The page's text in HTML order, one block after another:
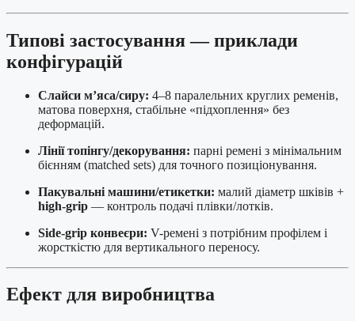
Типові застосування — приклади
конфігурацій
Слайси м’яса/сиру: 4–8 паралельних круглих ременів,
матова поверхня, стабільне «підхоплення» без
деформацій.
Лінії топінгу/декорування: парні ремені з мінімальним
бієнням (matched sets) для точного позиціонування.
Пакувальні машини/етикетки: малий діаметр шківів +
high-grip — контроль подачі плівки/лотків.
Side-grip конвеєри: V-ремені з потрібним профілем і
жорсткістю для вертикального переносу.
Ефект для виробництва